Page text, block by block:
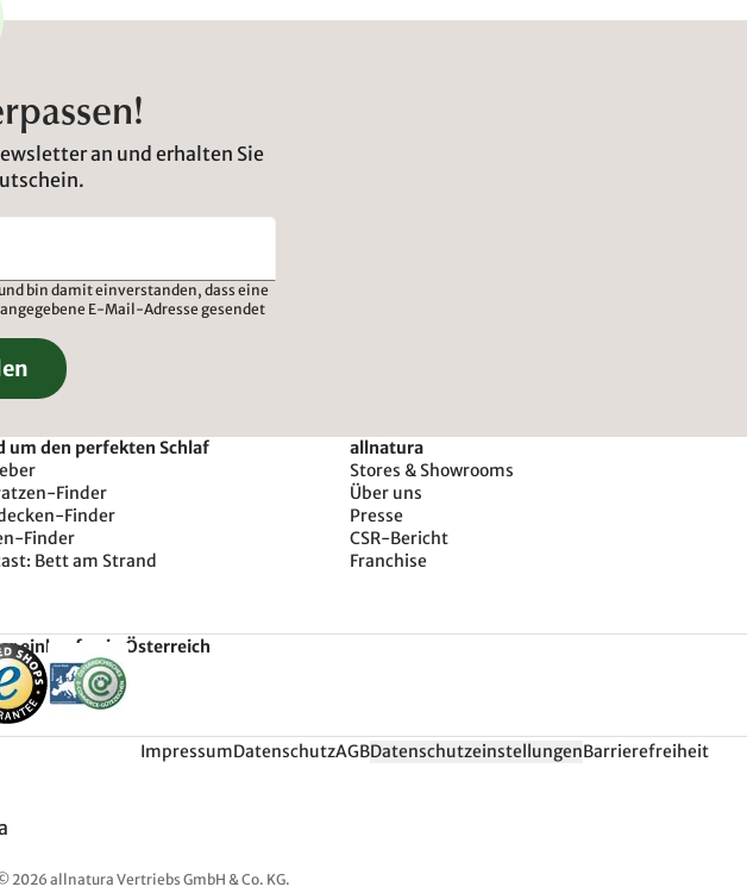
an und erhalten Sie
bin damit einverstanden, dass eine
E-Mail-Adresse gesendet
um den perfekten Schlaf
Finder
Finder
Finder
Bett am Strand
allnatura
Stores & Showrooms
Über uns
Presse
CSR-Bericht
Franchise
einkaufen in Österreich
ImpressumDatenschutzAGBDatenschutzeinstellungenBarrierefreiheit
allnatura Vertriebs GmbH & Co. KG.